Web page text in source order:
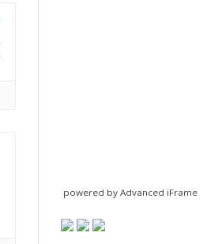
powered by Advanced iFrame